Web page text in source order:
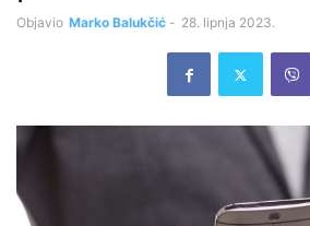
Objavio Marko Balukčić - 28. lipnja 2023.